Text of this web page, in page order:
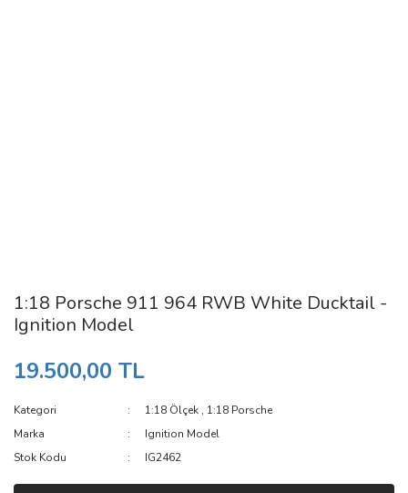
1:18 Porsche 911 964 RWB White Ducktail -
Ignition Model
19.500,00 TL
Kategori 1:18 Ölçek , 1:18 Porsche
Marka
Ignition Model
Stok Kodu
IG2462